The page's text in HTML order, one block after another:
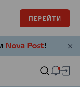
ПЕРЕЙТИ